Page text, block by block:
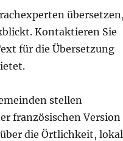
übersetzen,
Kontaktieren Sie
für die Übersetzung
stellen
französischen Version
die Örtlichkeit,